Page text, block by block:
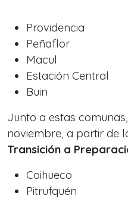
Providencia
Peñaflor
Macul
Estación Central
Buin
Junto a estas
noviembre, a partir de
Transición a
Coihueco
Pitrufquén